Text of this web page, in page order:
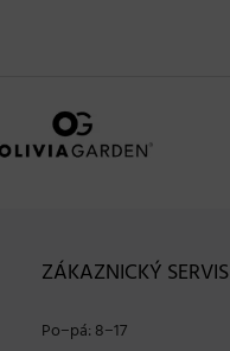
ZÁKAZNICKÝ SERVIS
Po−pá: 8−17